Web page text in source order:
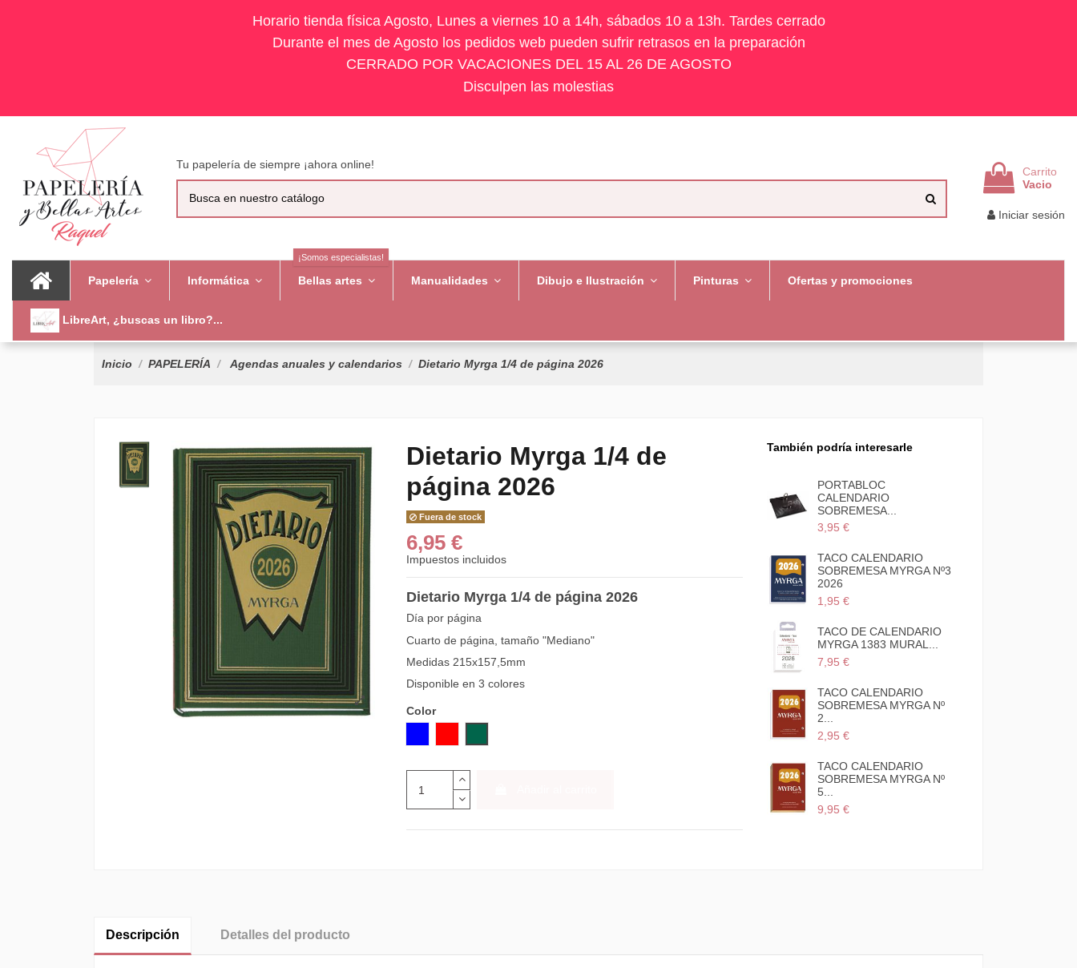
Horario tienda física Agosto, Lunes a viernes 10 a 14h, sábados 10 a 13h. Tardes cerrado
Durante el mes de Agosto los pedidos web pueden sufrir retrasos en la preparación
CERRADO POR VACACIONES DEL 15 AL 26 DE AGOSTO
Disculpen las molestias
Tu papelería de siempre ¡ahora online!
Carrito
Vacio
Iniciar sesión
Papelería Informática Bellas artes
¡Somos especialistas!
Manualidades Dibujo e Ilustración Pinturas Ofertas y promociones
LibreArt, ¿buscas un libro?...
Inicio PAPELERÍA Agendas anuales y calendarios Dietario Myrga 1/4 de página 2026
Dietario Myrga 1/4 de
página 2026
Fuera de stock
6,95 €
Impuestos incluidos
Dietario Myrga 1/4 de página 2026
Día por página
Cuarto de página, tamaño "Mediano"
Medidas 215x157,5mm
Disponible en 3 colores
Color
También podría interesarle
PORTABLOC
CALENDARIO
SOBREMESA...
3,95 €
TACO CALENDARIO
SOBREMESA MYRGA Nº3
2026
1,95 €
TACO DE CALENDARIO
MYRGA 1383 MURAL...
7,95 €
TACO CALENDARIO
SOBREMESA MYRGA Nº
2...
2,95 €
TACO CALENDARIO
SOBREMESA MYRGA Nº
5...
9,95 €
Descripción Detalles del producto